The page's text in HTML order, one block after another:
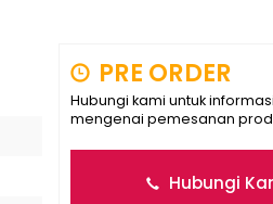
PRE ORDER
Hubungi kami untuk
mengenai pemesanan
Hubungi